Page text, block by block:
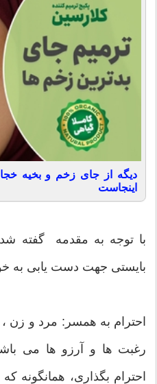
دیگه از جای زخم و بخیه
اینجاست
با توجه به مقدمه گفته
بایستی جهت دست یابی به
احترام به همسر: مرد و زن
رغبت ها و آرزو ها می
احترام بگذاری، همانگونه